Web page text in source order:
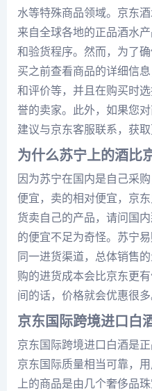
水等特殊商品领域。京东
来自全球各地的正品酒水
和验货程序。然而，为了
买之前查看商品的详细信
和评价等，并且在购买时
誉的卖家。此外，如果您
建议与京东客服联系，获
为什么苏宁上的酒比
因为苏宁在国内是自己采
便宜，卖的相对便宜，京
货卖自己的产品，请问国
的便宜不足为奇怪。苏宁
同一进货渠道，总体销售
购的进货成本会比京东更
间的话，价格就会优惠很多
京东国际跨境进口白
京东国际跨境进口白酒是正
京东国际质量相当可靠，
上的商品是由几个奢侈品